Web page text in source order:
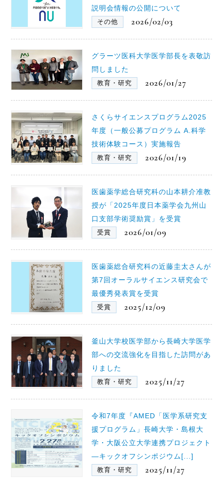
説明会情報の公開について
その他
2026/02/03
グラーツ医科大学医学部長を表敬訪
問しました
教育・研究
2026/01/27
さくらサイエンスプログラム2025
年度（一般公募プログラム A.科学
技術体験コース）実施報告
教育・研究
2026/01/19
医歯薬学総合研究科の山本耕介准教
授が「2025年度日本薬学会九州山
口支部学術奨励賞」を受賞
受賞
2026/01/09
医歯薬総合研究科の近藤圭太さんが
第7回オーラルサイエンス研究会で
最優秀発表賞を受賞
受賞
2025/12/09
釜山大学校医学部から長崎大学医学
部への交流強化を目指した訪問があ
りました
教育・研究
2025/11/27
令和7年度『AMED「医学系研究支
援プログラム」長崎大学・島根大
学・大阪公立大学連携プロジェクト
―キックオフシンポジウム[...]
教育・研究
2025/11/27